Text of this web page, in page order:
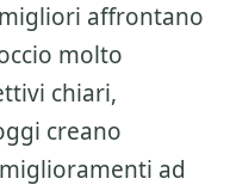
affrontano
molto
chiari,
creano
ad